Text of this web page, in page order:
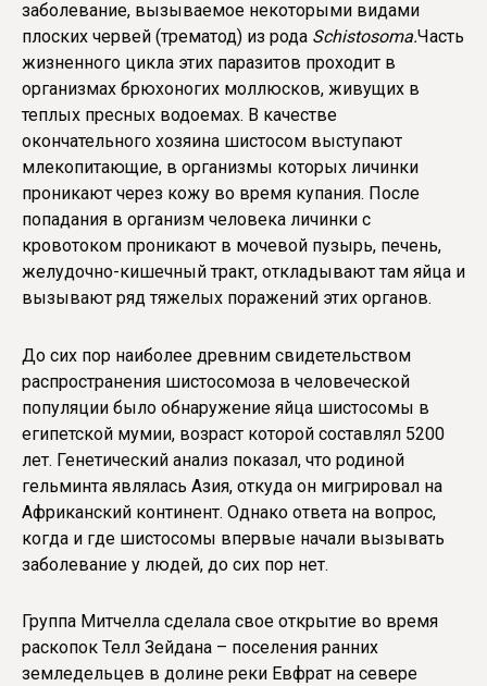
заболевание, вызываемое некоторыми видами
плоских червей (трематод) из рода Schistosoma.Часть
жизненного цикла этих паразитов проходит в
организмах брюхоногих моллюсков, живущих в
теплых пресных водоемах. В качестве
окончательного хозяина шистосом выступают
млекопитающие, в организмы которых личинки
проникают через кожу во время купания. После
попадания в организм человека личинки с
кровотоком проникают в мочевой пузырь, печень,
желудочно-кишечный тракт, откладывают там яйца и
вызывают ряд тяжелых поражений этих органов.
До сих пор наиболее древним свидетельством
распространения шистосомоза в человеческой
популяции было обнаружение яйца шистосомы в
египетской мумии, возраст которой составлял 5200
лет. Генетический анализ показал, что родиной
гельминта являлась Азия, откуда он мигрировал на
Африканский континент. Однако ответа на вопрос,
когда и где шистосомы впервые начали вызывать
заболевание у людей, до сих пор нет.
Группа Митчелла сделала свое открытие во время
раскопок Телл Зейдана – поселения ранних
земледельцев в долине реки Евфрат на севере